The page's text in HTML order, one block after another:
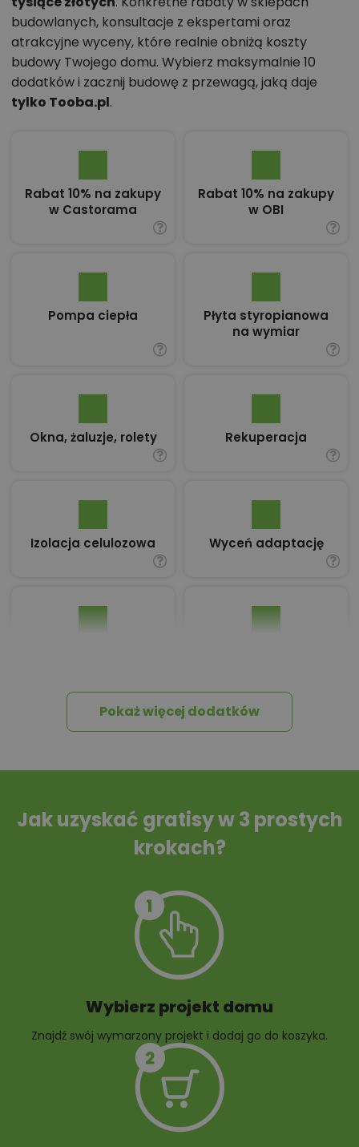
budowlanych, konsultacje z ekspertami oraz
atrakcyjne wyceny, które realnie obniżą koszty
budowy Twojego domu. Wybierz maksymalnie 10
dodatków i zacznij budowę z przewagą, jaką daje
tylko Tooba.pl.
Rabat 10% na zakupy
w Castorama
Rabat 10% na zakupy
w OBI
Pompa ciepła
Płyta styropianowa
na wymiar
Okna, żaluzje, rolety Rekuperacja
Izolacja celulozowa Wyceń adaptację
Tablica informacyjna
Przydomowa
10 projektów małej
10 projektów rabat
Pokaż więcej dodatków
Jak uzyskać gratisy w 3 prostych
krokach?
Wybierz projekt domu
Znajdź swój wymarzony projekt i dodaj go do koszyka.